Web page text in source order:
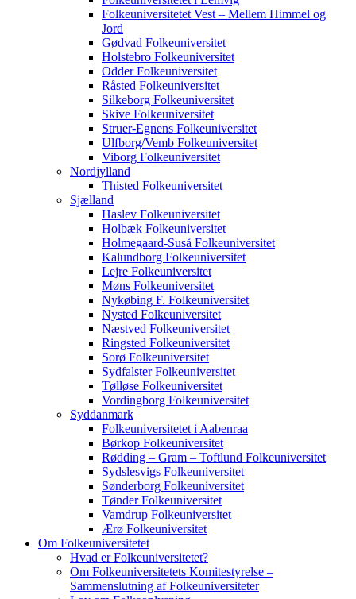
Folkeuniversitetet Vest – Mellem Himmel og
Jord
Gødvad Folkeuniversitet
Holstebro Folkeuniversitet
Odder Folkeuniversitet
Råsted Folkeuniversitet
Silkeborg Folkeuniversitet
Skive Folkeuniversitet
Struer-Egnens Folkeuniversitet
Ulfborg/Vemb Folkeuniversitet
Viborg Folkeuniversitet
Nordjylland
Thisted Folkeuniversitet
Sjælland
Haslev Folkeuniversitet
Holbæk Folkeuniversitet
Holmegaard-Suså Folkeuniversitet
Kalundborg Folkeuniversitet
Lejre Folkeuniversitet
Møns Folkeuniversitet
Nykøbing F. Folkeuniversitet
Nysted Folkeuniversitet
Næstved Folkeuniversitet
Ringsted Folkeuniversitet
Sorø Folkeuniversitet
Sydfalster Folkeuniversitet
Tølløse Folkeuniversitet
Vordingborg Folkeuniversitet
Syddanmark
Folkeuniversitetet i Aabenraa
Børkop Folkeuniversitet
Rødding – Gram – Toftlund Folkeuniversitet
Sydslesvigs Folkeuniversitet
Sønderborg Folkeuniversitet
Tønder Folkeuniversitet
Vamdrup Folkeuniversitet
Ærø Folkeuniversitet
Om Folkeuniversitetet
Hvad er Folkeuniversitetet?
Om Folkeuniversitetets Komitestyrelse –
Sammenslutning af Folkeuniversiteter